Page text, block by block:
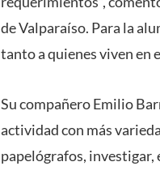
de Valparaíso. Para la
tanto a quienes viven en
Su compañero Emilio
actividad con más
papelógrafos, investigar,